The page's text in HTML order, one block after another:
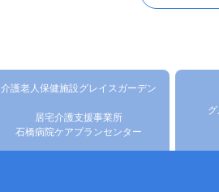
介護老人保健施設グレイスガーデン
居宅介護支援事業所
石橋病院ケアプランセンター